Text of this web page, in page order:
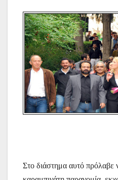
Στο διάστημα αυτό πρόλαβε